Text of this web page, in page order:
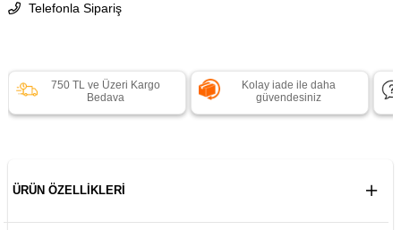
Telefonla Sipariş
750 TL ve Üzeri Kargo
Bedava
Kolay iade ile daha
güvendesiniz
ÜRÜN ÖZELLIKLERI